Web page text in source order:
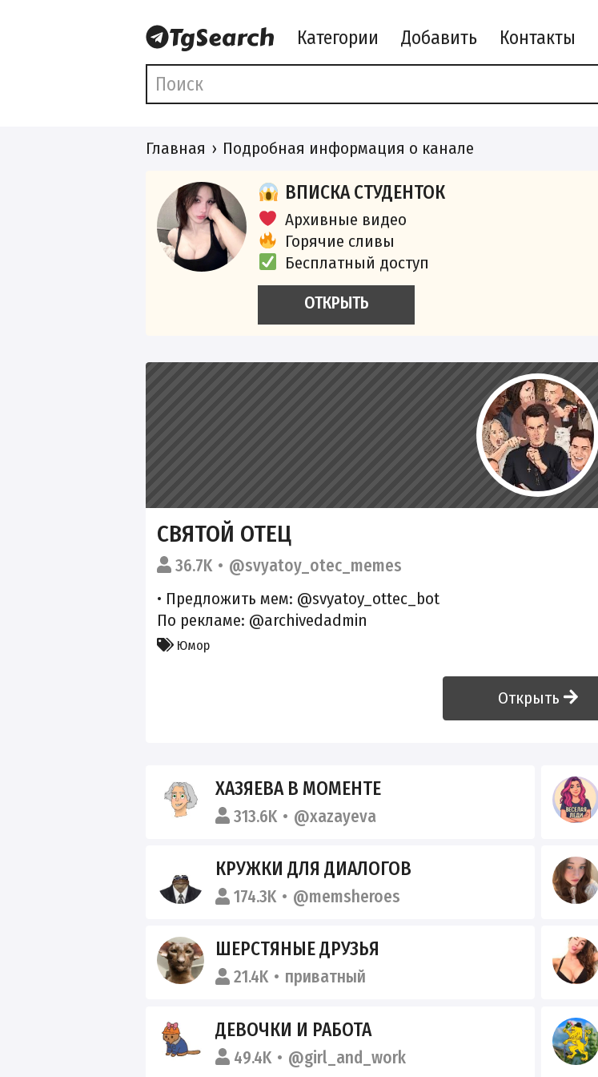
Категории Добавить Контакты
Главная Подробная информация о канале
ВПИСКА СТУДЕНТОК
Архивные видео
Горячие сливы
Бесплатный доступ
ОТКРЫТЬ
СВЯТОЙ ОТЕЦ
36.7K
@svyatoy_otec_memes
• Предложить мем: @svyatoy_ottec_bot
По рекламе: @archivedadmin
Юмор
Открыть
ХАЗЯЕВА В МОМЕНТЕ
313.6K @xazayeva
КРУЖКИ ДЛЯ ДИАЛОГОВ
174.3K @memsheroes
ШЕРСТЯНЫЕ ДРУЗЬЯ
21.4K приватный
ДЕВОЧКИ И РАБОТА
49.4K @girl_and_work